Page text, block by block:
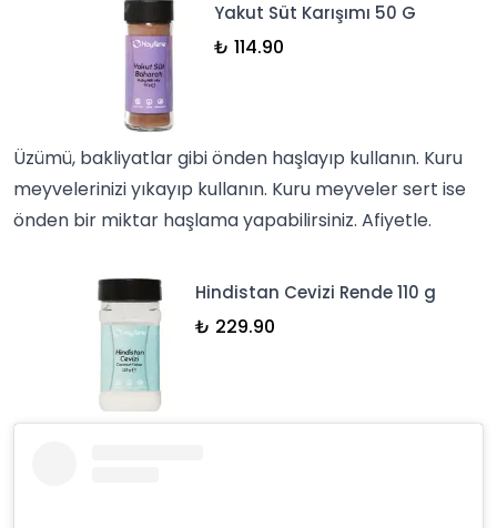
Yakut Süt Karışımı 50 G
₺ 114.90
Üzümü, bakliyatlargibi önden haşlayıp kullanın. Kuru
meyvelerinizi yıkayıp kullanın. Kuru meyveler sert ise
önden bir miktar haşlama yapabilirsiniz. Afiyetle.
Hindistan Cevizi Rende 110 g
₺ 229.90